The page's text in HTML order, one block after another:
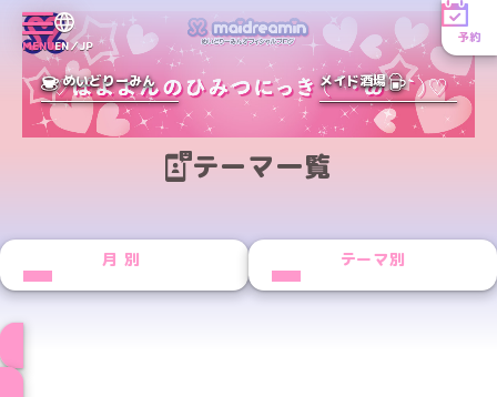
MENUEN／JP
予約
めいどりーみん メイド酒場
テーマ一覧
月別 テーマ別